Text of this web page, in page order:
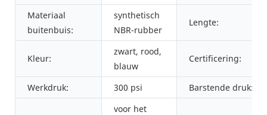
Materiaal
buitenbuis:
synthetisch
NBR-rubber
Lengte:
Kleur:
zwart, rood,
blauw
Certificering:
Werkdruk: 300 psi Barstende druk:
voor het